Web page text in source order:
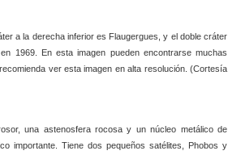
a la derecha inferior es Flaugergues, y el doble cráter
1969. En esta imagen pueden encontrarse muchas
ver esta imagen en alta resolución. (Cortesía
una astenosfera rocosa y un núcleo metálico de
importante. Tiene dos pequeños satélites, Phobos y